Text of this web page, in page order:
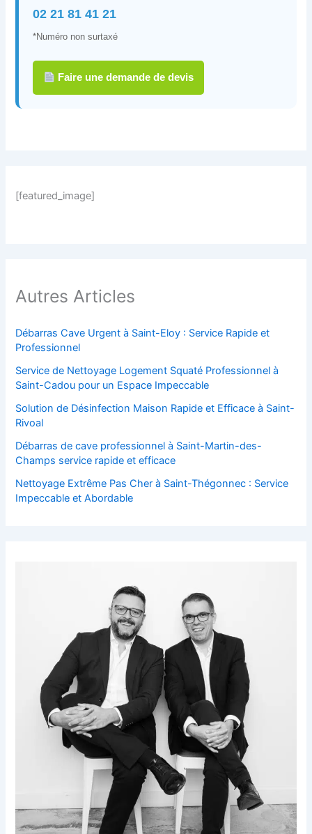
02 21 81 41 21
*Numéro non surtaxé
Faire une demande de devis
[featured_image]
Autres Articles
Débarras Cave Urgent à Saint-Eloy : Service Rapide et
Professionnel
Service de Nettoyage Logement Squaté Professionnel à
Saint-Cadou pour un Espace Impeccable
Solution de Désinfection Maison Rapide et Efficace à Saint-
Rivoal
Débarras de cave professionnel à Saint-Martin-des-
Champs service rapide et efficace
Nettoyage Extrême Pas Cher à Saint-Thégonnec : Service
Impeccable et Abordable